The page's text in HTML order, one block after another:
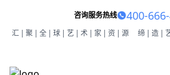
咨询服务热线 400-
汇|聚|全|球|艺|术|家|资|源 缔|造|